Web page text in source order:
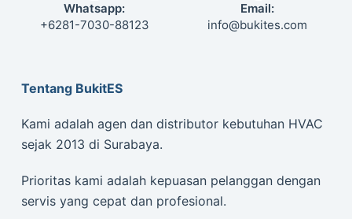
Whatsapp:
+6281-7030-88123
Email:
info@bukites.com
Tentang BukitES
Kami adalah agen dan distributor kebutuhan HVAC
sejak 2013 di Surabaya.
Prioritas kami adalah kepuasan pelanggan dengan
servis yang cepat dan profesional.